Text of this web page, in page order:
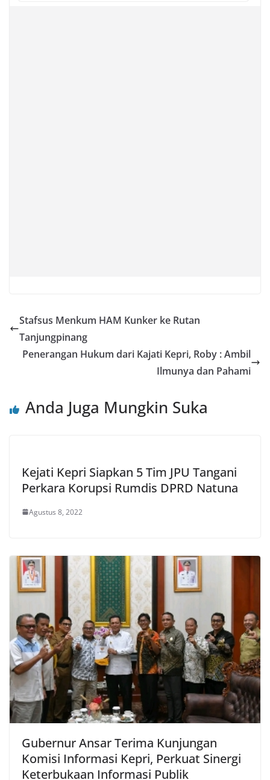
Stafsus Menkum HAM Kunker ke Rutan
Tanjungpinang
Penerangan Hukum dari Kajati Kepri, Roby : Ambil
Ilmunya dan Pahami
Anda Juga Mungkin Suka
Kejati Kepri Siapkan 5 Tim JPU Tangani
Perkara Korupsi Rumdis DPRD Natuna
Agustus 8, 2022
Gubernur Ansar Terima Kunjungan
Komisi Informasi Kepri, Perkuat Sinergi
Keterbukaan Informasi Publik